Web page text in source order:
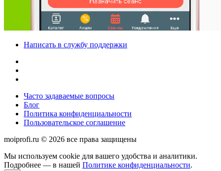
Написать в службу поддержки
Часто задаваемые вопросы
Блог
Политика конфиденциальности
Пользовательское соглашение
moiprofi.ru © 2026 все права защищены
Мы используем cookie для вашего удобства и аналитики.
Подробнее — в нашей Политике конфиденциальности.